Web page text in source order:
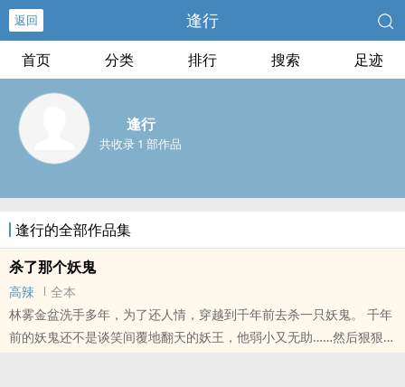
返回 逢行
首页 分类 排行 搜索 足迹
逢行
共收录 1 部作品
逢行的全部作品集
杀了那个妖鬼
高辣
全本
林雾金盆洗手多年，为了还人情，穿越到千年前去杀一只妖鬼。 千年
前的妖鬼还不是谈笑间覆地翻天的妖王，他弱小又无助……然后狠狠阴